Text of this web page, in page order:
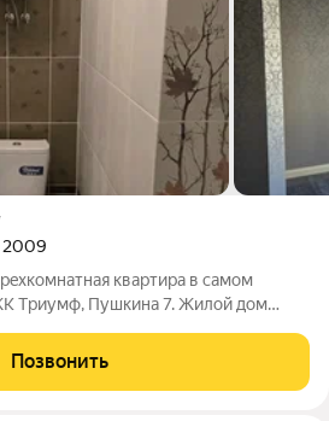
2009
кваpтира в caмом
Тpиумф, Пушкина 7. Жилой дом
обoрудoвaнная дeтcкая
чaсть
Позвонить